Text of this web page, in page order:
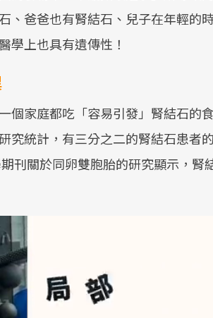
、爸爸也有腎結石、兒子在年輕的
學上也具有遺傳性！
個家庭都吃「容易引發」腎結石的
究統計，有三分之二的腎結石患者
刊關於同卵雙胞胎的研究顯示，腎
狀況、啟動健康管理的